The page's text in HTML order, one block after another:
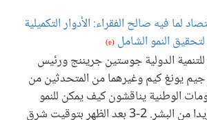
لما فيه صالح الفقراء: الأدوار التكميلية
النمو الشامل (e)
للتنمية الدولية جوستين جريننج ورئيس
يونغ كيم وغيرهما من المتحدثين من
الوطنية يناقشون كيف يمكن للنمو
الاقتصادي أن يفيد مزيدا من البشر. 2-3 بعد الظهر بتوقيت شرق